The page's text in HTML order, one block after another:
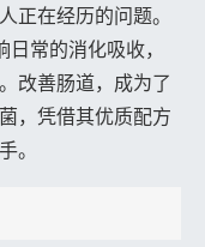
正在经历的问题。
日常的消化吸收，
改善肠道，成为了
，凭借其优质配方
。